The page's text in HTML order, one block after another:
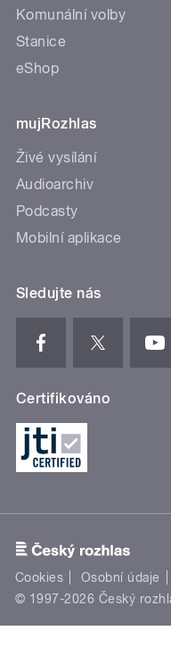
Komunální volby
Stanice
eShop
mujRozhlas
Živé vysílání
Audioarchiv
Podcasty
Mobilní aplikace
Sledujte nás
Certifikováno
Cookies Osobní údaje
© 1997-2026 Český